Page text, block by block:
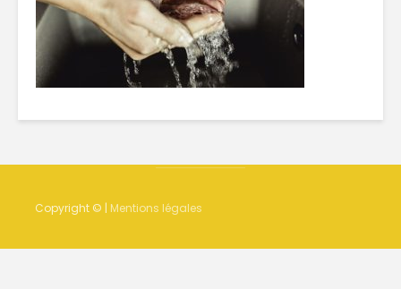
Copyright © | Mentions légales